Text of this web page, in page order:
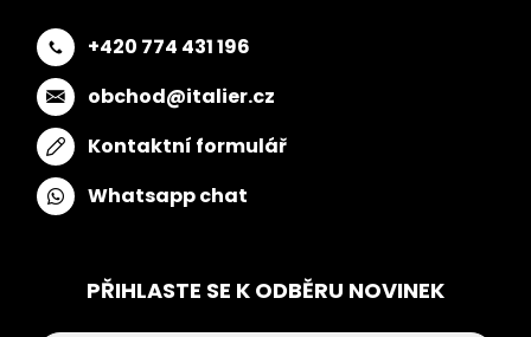
+420 774 431 196
obchod@italier.cz
Kontaktní formulář
Whatsapp chat
PŘIHLASTE SE K ODBĚRU NOVINEK